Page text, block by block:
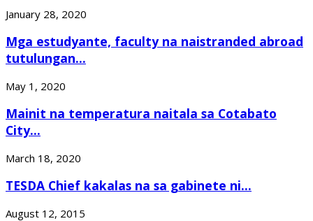
January 28, 2020
Mga estudyante, faculty na naistranded abroad
tutulungan...
May 1, 2020
Mainit na temperatura naitala sa Cotabato
City...
March 18, 2020
TESDA Chief kakalas na sa gabinete ni...
August 12, 2015